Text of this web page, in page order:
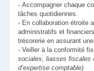
- Accompagner chaque
tâches quotidiennes.
- En collaboration étroite
administratifs et
trésorerie en assurant
- Veiller à la conformité
sociales, liasses fiscales
d’expertise comptable)